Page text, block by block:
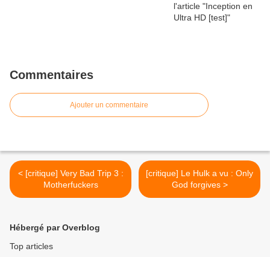
Commentaires
Ajouter un commentaire
< [critique] Very Bad Trip 3 :
Motherfuckers
[critique] Le Hulk a vu : Only
God forgives >
Hébergé par Overblog
Top articles